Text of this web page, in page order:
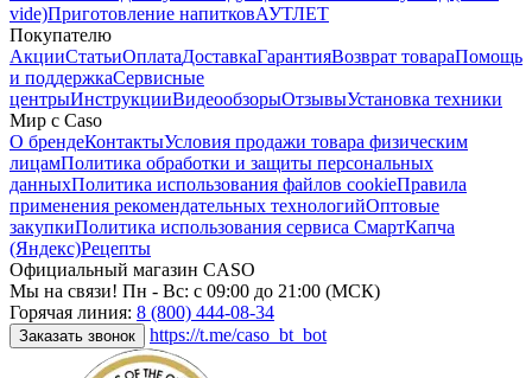
vide)Приготовление напитковАУТЛЕТ
Покупателю
АкцииСтатьиОплатаДоставкаГарантияВозврат товараПомощь
и поддержкаСервисные
центрыИнструкцииВидеообзорыОтзывыУстановка техники
Мир с Caso
О брендеКонтактыУсловия продажи товара физическим
лицамПолитика обработки и защиты персональных
данныхПолитика использования файлов cookieПравила
применения рекомендательных технологийОптовые
закупкиПолитика использования сервиса СмартКапча
(Яндекс)Рецепты
Официальный магазин CASO
Мы на связи! Пн - Вс: с 09:00 до 21:00 (МСК)
Горячая линия: 8 (800) 444-08-34
Заказать звонок https://t.me/caso_bt_bot